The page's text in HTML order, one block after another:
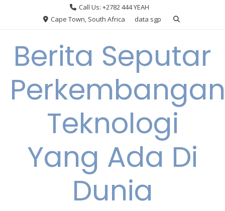
Call Us: +2782 444 YEAH
Cape Town, South Africa
data sgp
Berita Seputar
Perkembangan
Teknologi
Yang Ada Di
Dunia